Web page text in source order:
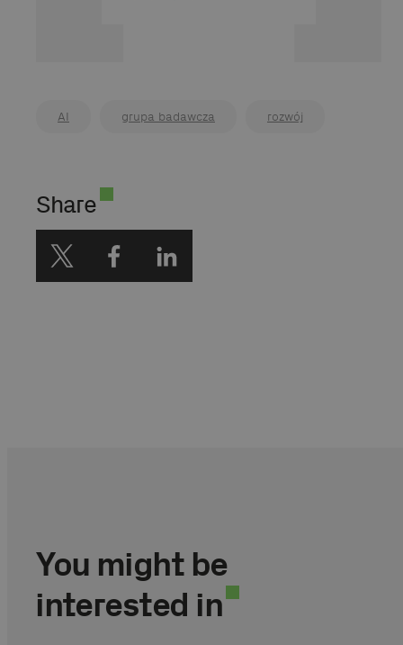
AI grupa badawcza rozwój
Share
You might be
interested in